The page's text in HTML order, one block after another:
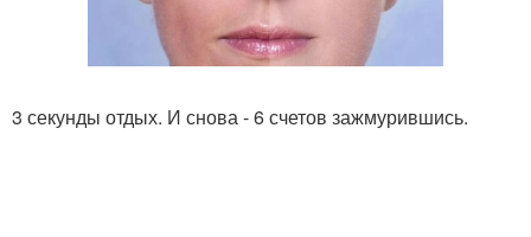
3 секунды отдых. И снова - 6 счетов зажмурившись.